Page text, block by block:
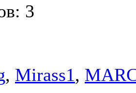
3
, Mirass1,